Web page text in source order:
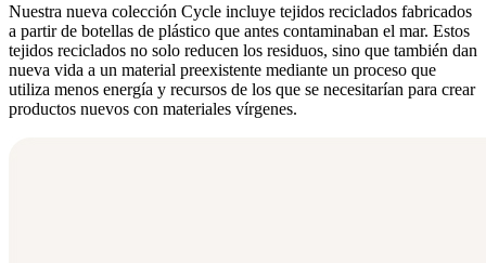
Nuestra nueva colección Cycle incluye tejidos reciclados fabricados
a partir de botellas de plástico que antes contaminaban el mar. Estos
tejidos reciclados no solo reducen los residuos, sino que también dan
nueva vida a un material preexistente mediante un proceso que
utiliza menos energía y recursos de los que se necesitarían para crear
productos nuevos con materiales vírgenes.